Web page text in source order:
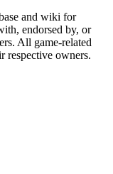
and wiki for
endorsed by, or
All game-related
respective owners.